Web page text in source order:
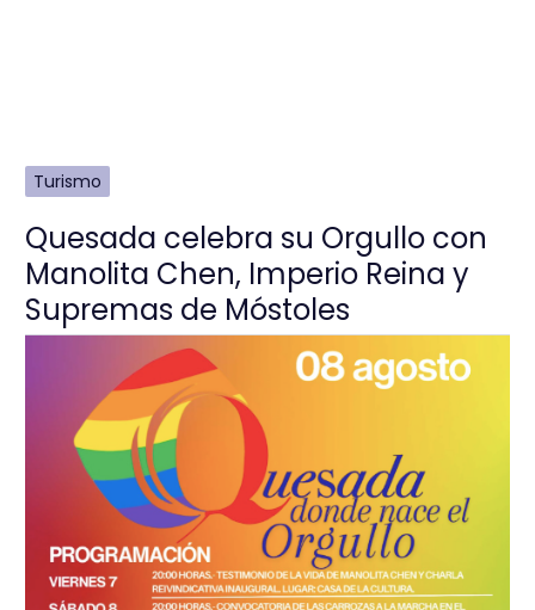
Turismo
Quesada celebra su Orgullo con
Manolita Chen, Imperio Reina y
Supremas de Móstoles